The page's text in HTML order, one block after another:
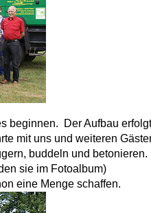
beginnen. Der Aufbau
mit uns und weiteren
buddeln und betonieren.
sie im Fotoalbum)
eine Menge schaffen.